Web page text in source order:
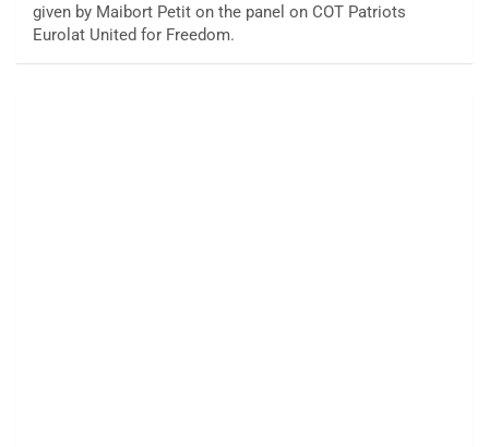
given by Maibort Petit on the panel on COT Patriots
Eurolat United for Freedom.